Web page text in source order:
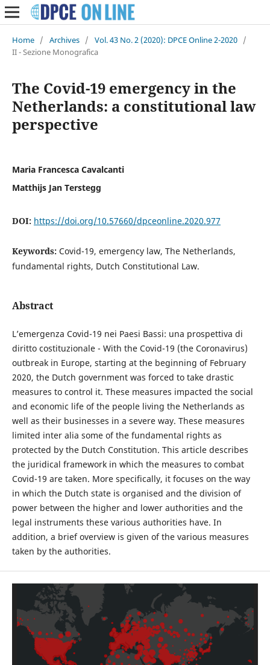
Home / Archives / Vol. 43 No. 2 (2020): DPCE Online 2-2020 /
II - Sezione Monografica
The Covid-19 emergency in the
Netherlands: a constitutional law
perspective
Maria Francesca Cavalcanti
Matthijs Jan Terstegg
DOI: https://doi.org/10.57660/dpceonline.2020.977
Keywords: Covid-19, emergency law, The Netherlands,
fundamental rights, Dutch Constitutional Law.
Abstract
L’emergenza Covid-19 nei Paesi Bassi: una prospettiva di
diritto costituzionale - With the Covid-19 (the Coronavirus)
outbreak in Europe, starting at the beginning of February
2020, the Dutch government was forced to take drastic
measures to control it. These measures impacted the social
and economic life of the people living the Netherlands as
well as their businesses in a severe way. These measures
limited inter alia some of the fundamental rights as
protected by the Dutch Constitution. This article describes
the juridical framework in which the measures to combat
Covid-19 are taken. More specifically, it focuses on the way
in which the Dutch state is organised and the division of
power between the higher and lower authorities and the
legal instruments these various authorities have. In
addition, a brief overview is given of the various measures
taken by the authorities.